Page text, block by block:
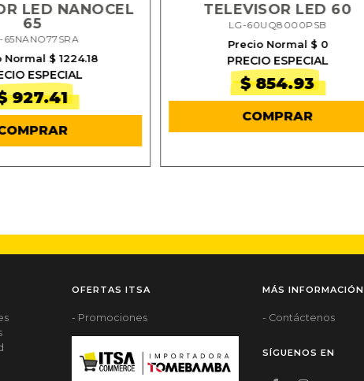
LED NANOCEL
65
65NANO77SRA
Normal $ 1224.18
ESPECIAL
927.41
TELEVISOR LED 60
LG-60UQ8000PSB
Precio Normal $ 0
PRECIO ESPECIAL
$ 854.93
COMPRAR
OFERTAS ITSA
- Promociones
MÁS INFORMACIÓN
- Contáctenos
SÍGUENOS EN